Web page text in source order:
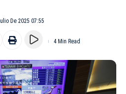
De 2025 07:55
4 Min Read